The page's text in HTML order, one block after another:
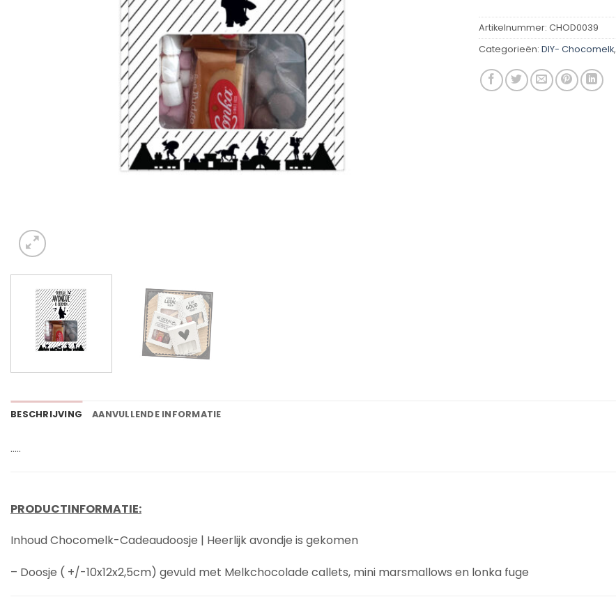
Artikelnummer: CHOD0039
Categorieën: DIY- Chocomelk,
BESCHRIJVING AANVULLENDE INFORMATIE
…..
PRODUCTINFORMATIE:
Inhoud Chocomelk-Cadeaudoosje | Heerlijk avondje is gekomen
– Doosje ( +/-10x12x2,5cm) gevuld met Melkchocolade callets, mini marsmallows en lonka fuge